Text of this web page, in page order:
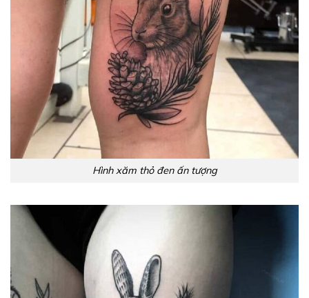
Hình xăm thỏ đen ấn tượng